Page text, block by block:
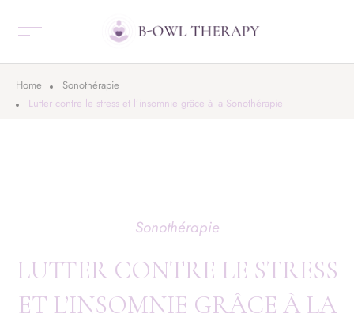
Home
Sonothérapie
Lutter contre le stress et l’insomnie grâce à la Sonothérapie
Sonothérapie
LUTTER CONTRE LE STRESS
ET L’INSOMNIE GRÂCE À LA